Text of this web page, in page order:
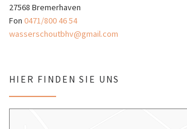
27568 Bremerhaven
Fon 0471/800 46 54
wasserschoutbhv@gmail.com
HIER FINDEN SIE UNS